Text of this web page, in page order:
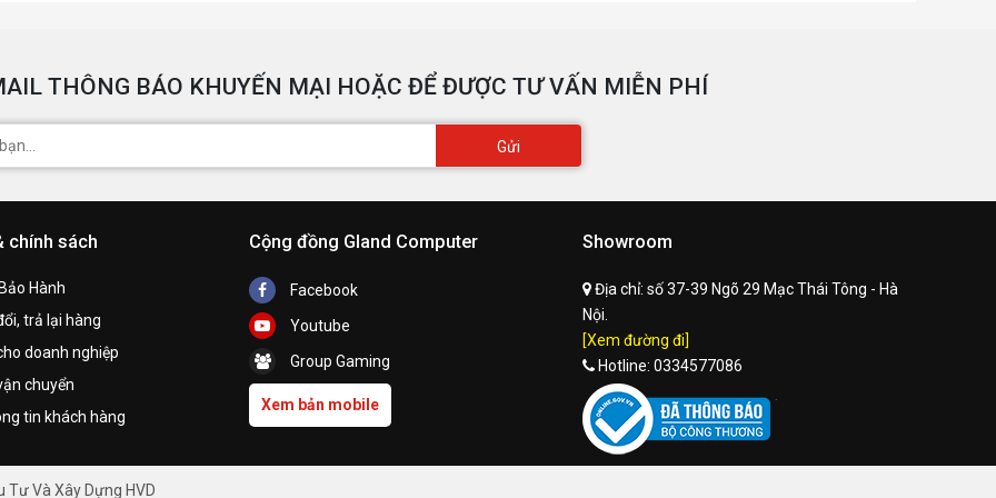
THÔNG BÁO KHUYẾN MẠI HOẶC ĐỂ ĐƯỢC TƯ VẤN MIỄN PHÍ
Gửi
chính sách
Hành
trả lại hàng
doanh nghiệp
chuyển
tin khách hàng
Cộng đồng Gland Computer
Facebook
Youtube
Group Gaming
Xem bản mobile
Showroom
Địa chỉ: số 37-39 Ngõ 29 Mạc Thái Tông - Hà
Nội.
[Xem đường đi]
Hotline: 0334577086
Và Xây Dựng HVD